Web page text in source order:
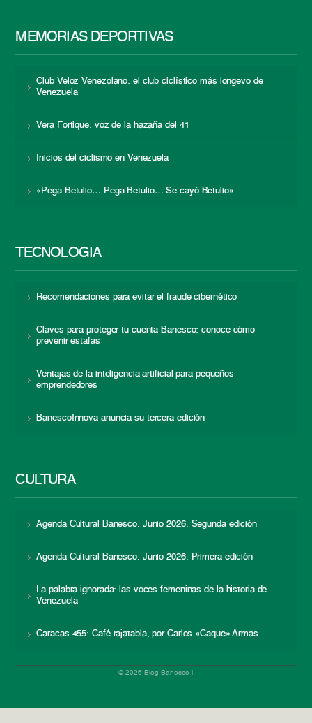
MEMORIAS DEPORTIVAS
Club Veloz Venezolano: el club ciclístico más longevo de
Venezuela
Vera Fortique: voz de la hazaña del 41
Inicios del ciclismo en Venezuela
«Pega Betulio… Pega Betulio… Se cayó Betulio»
TECNOLOGÍA
Recomendaciones para evitar el fraude cibernético
Claves para proteger tu cuenta Banesco: conoce cómo
prevenir estafas
Ventajas de la inteligencia artificial para pequeños
emprendedores
BanescoInnova anuncia su tercera edición
CULTURA
Agenda Cultural Banesco. Junio 2026. Segunda edición
Agenda Cultural Banesco. Junio 2026. Primera edición
La palabra ignorada: las voces femeninas de la historia de
Venezuela
Caracas 455: Café rajatabla, por Carlos «Caque» Armas
© 2026 Blog Banesco |